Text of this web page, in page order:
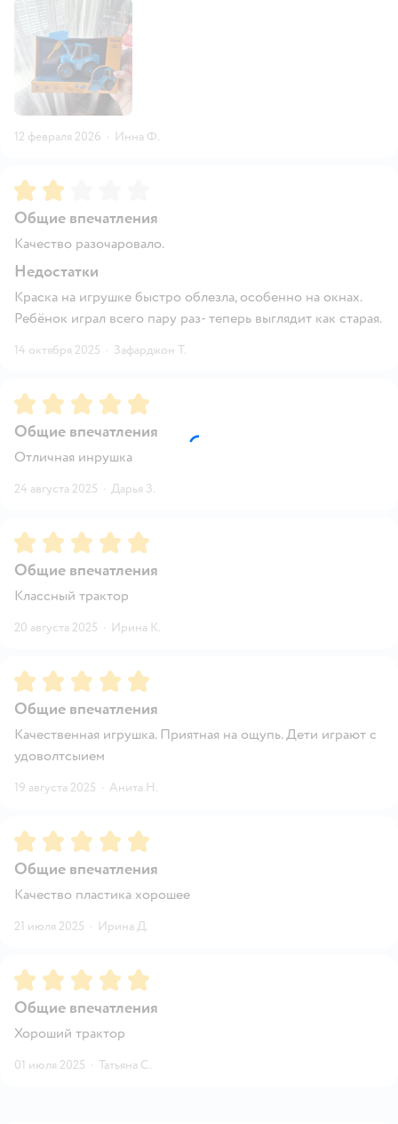
12 февраля 2026 · Инна Ф.
Рейтинг:
Общие впечатления
Качество разочаровало.
Недостатки
Краска на игрушке быстро облезла, особенно на окнах.
Ребёнок играл всего пару раз- теперь выглядит как старая.
14 октября 2025 · Зафарджон Т.
Рейтинг:5
Общие впечатления
Отличная инрушка
24 августа 2025 · Дарья З.
Рейтинг:5
Общие впечатления
Классный трактор
20 августа 2025 · Ирина К.
Рейтинг:5
Общие впечатления
Качественная игрушка. Приятная на ощупь. Дети играют с
удоволтсыием
19 августа 2025 · Анита Н.
Рейтинг:5
Общие впечатления
Качество пластика хорошее
21 июля 2025 · Ирина Д.
Рейтинг:5
Общие впечатления
Хороший трактор
01 июля 2025 · Татьяна С.